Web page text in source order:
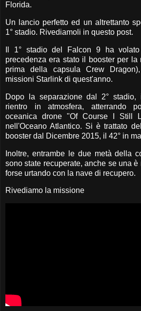
Florida.
Un lancio perfetto ed un altrettanto
1° stadio. Rivediamoli in questo post.
Il 1° stadio del Falcon 9 ha
precedenza era stato il booster per la
prima della capsula Crew
missioni Starlink di quest'anno.
Dopo la separazione dal 2°
rientro in atmosfera, atterrando
oceanica drone "Of Course I Still
nell'Oceano Atlantico. Si è trattato
booster dal Dicembre 2015, il 42° in
Inoltre, entrambe le due metà della
sono state recuperate, anche se una
forse urtando con la nave di recupero.
Rivediamo la missione